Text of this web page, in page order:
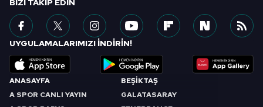
ANASAYFA
A SPOR CANLI YAYIN
BEŞİKTAŞ
GALATASARAY
BIZI TAKIP EDIN
UYGULAMALARIMIZI İNDİRİN!